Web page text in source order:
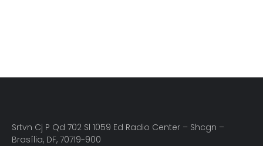
Srtvn Cj P Qd 702 Sl 1059 Ed Radio Center – Shcgn –
Brasília, DF, 70719-900